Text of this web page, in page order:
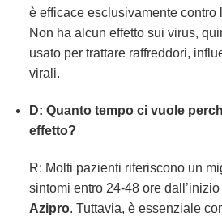
è efficace esclusivamente contro
Non ha alcun effetto sui virus,
usato per trattare raffreddori,
virali.
D: Quanto tempo ci vuole
effetto?
R: Molti pazienti riferiscono un
sintomi entro 24-48 ore
Azipro. Tuttavia, è essenziale